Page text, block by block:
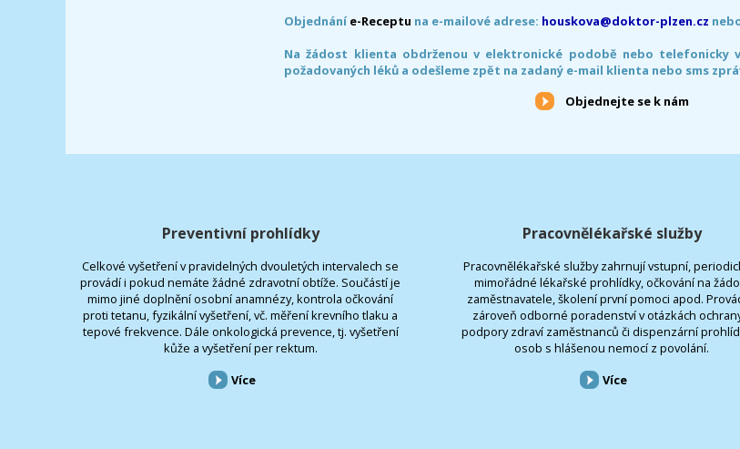
Objednáníe-Receptu na e-mailové adrese: houskova@doktor-plzen.cz
Na žádost klienta obdrženou v elektronické podobě nebo telefonicky
požadovaných léků a odešleme zpět na zadaný e-mail klienta nebo sms
Objednejte se k nám
Preventivní prohlídky
Celkové vyšetření v pravidelných dvouletých intervalech se
provádí i pokud nemáte žádné zdravotní obtíže. Součástí je
mimo jiné doplnění osobní anamnézy, kontrola očkování
proti tetanu, fyzikální vyšetření, vč. měření krevního tlaku a
tepové frekvence. Dále onkologická prevence, tj. vyšetření
kůže a vyšetření per rektum.
Více
Pracovnělékařské služby
Pracovnělékařské služby zahrnují vstupní,
mimořádné lékařské prohlídky, očkování na
zaměstnavatele, školení první pomoci apod.
zároveň odborné poradenství v otázkách
podpory zdraví zaměstnanců či dispenzární
osob s hlášenou nemocí z povolání.
Více